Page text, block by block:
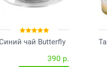
Синий чай Butterfly
390 р.